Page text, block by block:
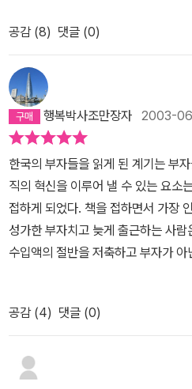
하다. 내가 아는 한도내에서 IMF는
의 무분별한 해외 자금 유출도 한 몫
민들은 크게 상처를 받고 부자들은
들에게 부러운 것은 돈뿐아니라, 부
진짜 독한데, 역시 부자가 되려면 부
일 것이다. 내가 그렇게 부지런해 질
부러운 두가지는 성실성과 돈이다.
않다. 물질적인 부자보다는 이러한
않을 런지... 아마도 나는 아직 세상
없고 또 그렇게 똑같이 해서는 늦었
는 눈을 뜨게 해주었다.회사에서 내
있는 길을 찾은 사람을 예로 했을때
이 하면 비열하고 나쁜짓이라고 얘
다는것도 장점이라고 하면 장점이 아
해서는 일단 자기 종자돈이 어는정도
않는다해도 필요해 의해 그 어음은
금이 급여에서 나가면 나가나보다하
나 되냐 하면서 흘려버리는 사람도
하게 돌려받을수 있는 세금이라고 하
그렇게 했어도 국가는 개개인을 기억
절세하는것을 중요시 한다고 한다.
테스트 질문이 있다. 한번 체크해
다 현실에 가까운 얘기들이라 더 공
공감 (8) 댓글 (0)
행복박사조만장자 2003-
한국의 부자들을 읽게 된 계기는 부
직의 혁신을 이루어 낼 수 있는 요소
접하게 되었다. 책을 접하면서 가장
성가한 부자치고 늦게 출근하는 사
수입액의 절반을 저축하고 부자가
척도가 아니다 라는 사실이었다. 나
하고 저축하면서 살아가고자 한다.
서 살 수 있지 않겠나 싶다. 그리고
가 행복한 것은 아니다. 여기에 대한
각자 각자의 숙업이 다르기 때문이
공감 (4) 댓글 (0)